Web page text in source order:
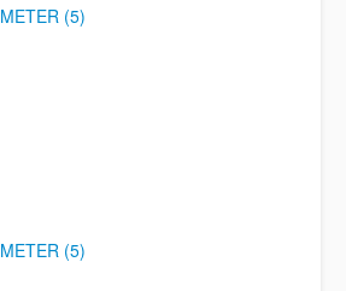
METER (5)
METER (5)